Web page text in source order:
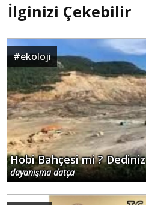
İlginizi Çekebilir
#ekoloji
Hobi Bahçesi mi ? Dediniz
dayanışma datça